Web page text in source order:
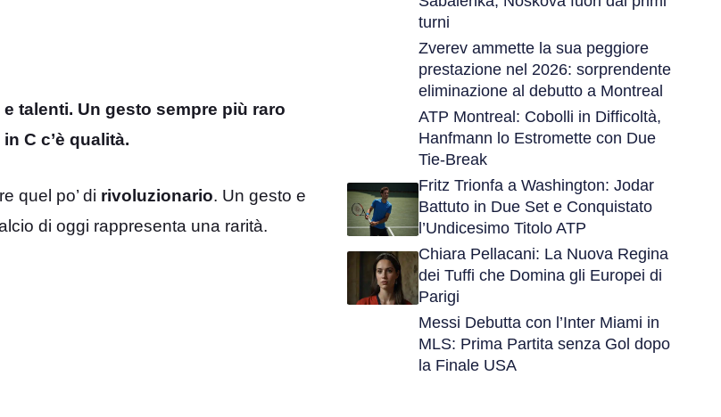
talenti. Un gesto sempre più raro
C c’è qualità.
quel po’ di rivoluzionario. Un gesto e
di oggi rappresenta una rarità.
turni
Zverev ammette la sua peggiore
prestazione nel 2026: sorprendente
eliminazione al debutto a Montreal
ATP Montreal: Cobolli in Difficoltà,
Hanfmann lo Estromette con Due
Tie-Break
Fritz Trionfa a Washington: Jodar
Battuto in Due Set e Conquistato
l’Undicesimo Titolo ATP
Chiara Pellacani: La Nuova Regina
dei Tuffi che Domina gli Europei di
Parigi
Messi Debutta con l’Inter Miami in
MLS: Prima Partita senza Gol dopo
la Finale USA